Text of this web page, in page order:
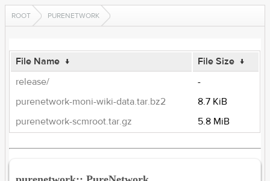
ROOT PURENETWORK
File Name ↓ File Size ↓
release/
-
purenetwork-moni-wiki-data.tar.bz2
8.7 KiB
purenetwork-scmroot.tar.gz
5.8 MiB